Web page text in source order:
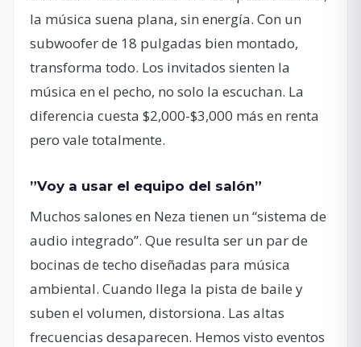
la música suena plana, sin energía. Con un
subwoofer de 18 pulgadas bien montado,
transforma todo. Los invitados sienten la
música en el pecho, no solo la escuchan. La
diferencia cuesta $2,000-$3,000 más en renta
pero vale totalmente.
”Voy a usar el equipo del salón”
Muchos salones en Neza tienen un “sistema de
audio integrado”. Que resulta ser un par de
bocinas de techo diseñadas para música
ambiental. Cuando llega la pista de baile y
suben el volumen, distorsiona. Las altas
frecuencias desaparecen. Hemos visto eventos